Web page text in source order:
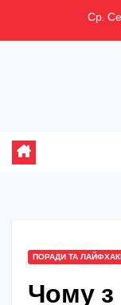
Ср.
ПОРАДИ ТА
Чому